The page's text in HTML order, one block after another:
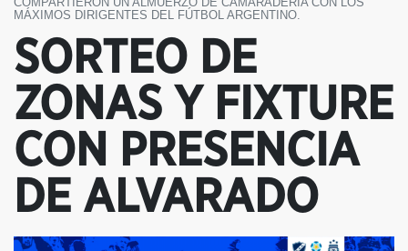
MÁXIMOS DIRIGENTES DEL FÚTBOL ARGENTINO.
SORTEO DE
ZONAS Y FIXTURE
CON PRESENCIA
DE ALVARADO